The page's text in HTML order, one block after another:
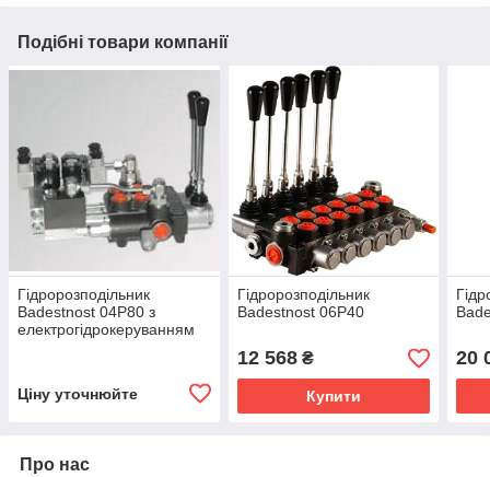
Подібні товари компанії
Гідророзподільник
Badestnost 04Р80 з
електрогідрокеруванням
Ціну уточнюйте
Гідророзподільник
Badestnost 06Р40
12 568₴
Купити
20
Про нас